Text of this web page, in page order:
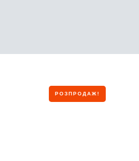
РОЗПРОДАЖ!